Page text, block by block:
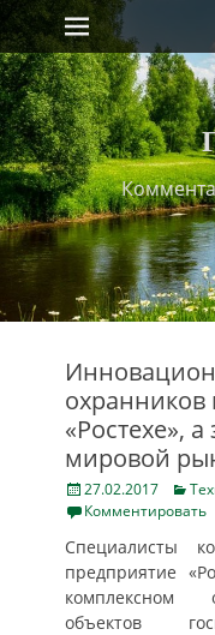
Skip
to
content
Primary Menu
охранников
«Ростехе»,
мировой
Posted
on
27.02.2017
Комментировать
Специалисты
предприятие
комплексном
объектов